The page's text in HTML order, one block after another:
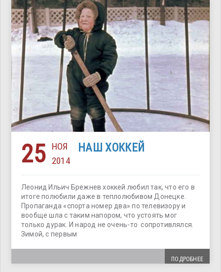
25 НОЯ
2014
НАШ ХОККЕЙ
Леонид Ильич Брежнев хоккей любил так, что его в
итоге полюбили даже в теплолюбивом Донецке.
Пропаганда «спорта номер два» по телевизору и
вообще шла с таким напором, что устоять мог
только дурак. И народ не очень-то сопротивлялся.
Зимой, с первым
ПОДРОБНЕЕ